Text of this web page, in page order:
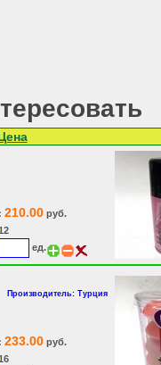
210.00руб.
ед.
Производитель: Турция
233.00руб.